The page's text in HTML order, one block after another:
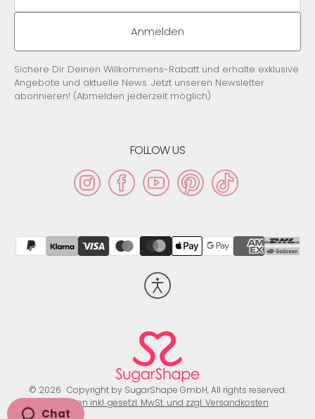
Mail-
Anmelden
Sichere Dir Deinen Willkommens-Rabatt und erhalte exklusive
Angebote und aktuelle News. Jetzt unseren Newsletter
abonnieren! (Abmelden jederzeit möglich)
FOLLOW US
InstagramFacebookYouTubePinterestTikTok
© 2026 Copyright by SugarShape GmbH, All rights reserved.
Preisangaben inkl. gesetzl. MwSt. und zzgl. Versandkosten